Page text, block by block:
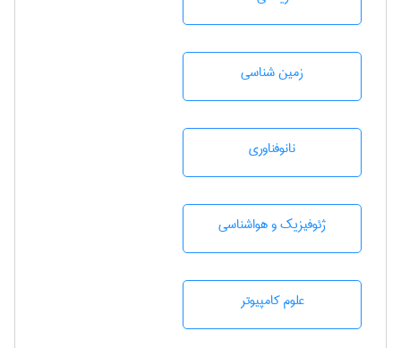
زمين شناسی
نانوفناوری
ژئوفيزيك و هواشناسی
علوم کامپیوتر